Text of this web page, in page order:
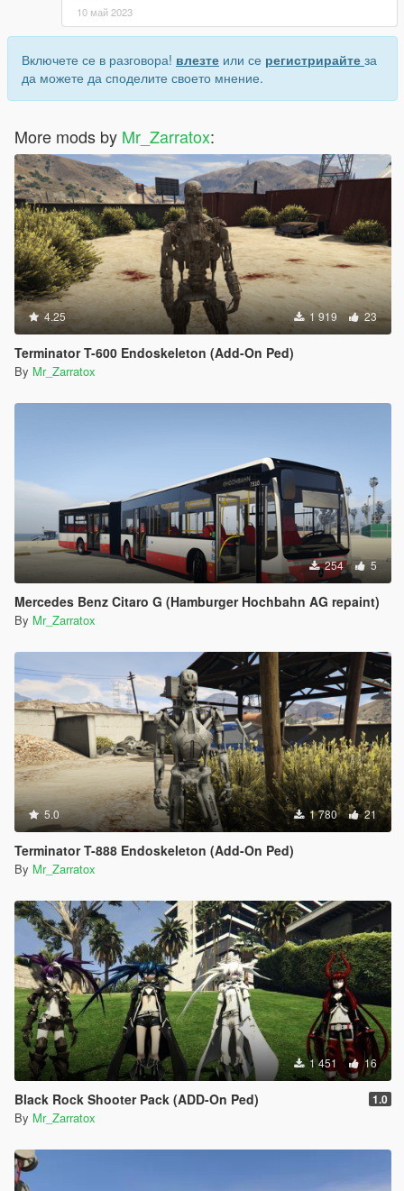
10 май 2023
Включете се в разговора! влезте или се регистрирайте за
да можете да споделите своето мнение.
More mods by Mr_Zarratox:
4.25 1 919 23
Terminator T-600 Endoskeleton (Add-On Ped)
By Mr_Zarratox
254 5
Mercedes Benz Citaro G (Hamburger Hochbahn AG repaint)
By Mr_Zarratox
5.0 1 780 21
Terminator T-888 Endoskeleton (Add-On Ped)
By Mr_Zarratox
1 451 16
Black Rock Shooter Pack (ADD-On Ped) 1.0
By Mr_Zarratox